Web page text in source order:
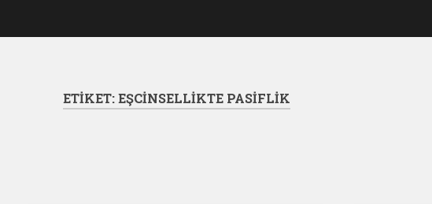
ETIKET:EŞCINSELLIKTE PASIFLIK